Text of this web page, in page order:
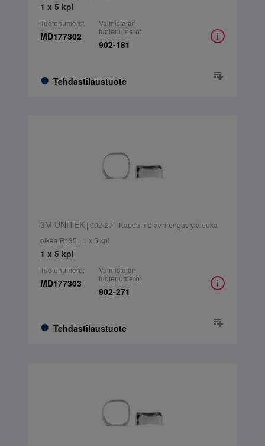
1 x 5 kpl
Tuotenumero:
MD177302
Tehdastilaustuote
Valmistajan
tuotenumero:
902-181
3M UNITEK| 902-271 Kapea molaarirengas yläleuka
oikea Rt 35+ 1 x 5 kpl
1 x 5 kpl
Tuotenumero:
MD177303
Tehdastilaustuote
Valmistajan
tuotenumero:
902-271